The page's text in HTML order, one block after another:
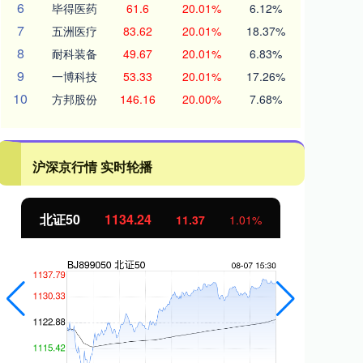
6 毕得医药 61.6 20.01% 6.12%
7 五洲医疗 83.62 20.01% 18.37%
8 耐科装备 49.67 20.01% 6.83%
9 一博科技 53.33 20.01% 17.26%
10 方邦股份 146.16 20.00% 7.68%
沪深京行情 实时轮播
北证50 1134.24 11.37 1.01%